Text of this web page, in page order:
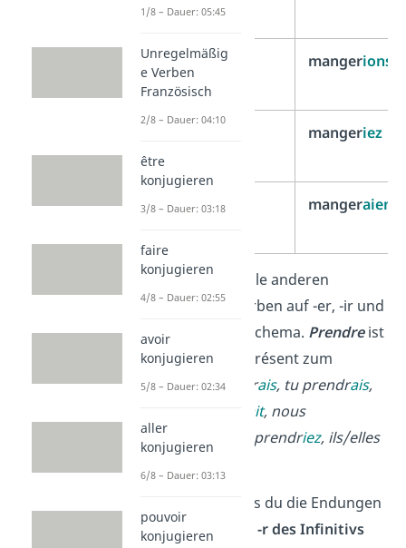
nous mangerions
vous mangeriez
ils/elles mangeraient
Du bildest auch alle anderen
regelmäßigen Verben auf -er, -ir und
-er nach diesem Schema. Prendre ist
im Conditionnel Présent zum
Beispiel:je prendrais, tu prendrais,
ait, nous
prendr
ions , vous prendriez, ils/elles
Vergiss nicht, dass du die Endungen
immerhinter das -r des Infinitivs
1/8 – Dauer: 05:45
Unregelmäßig
e Verben
Französisch
2/8 – Dauer: 04:10
être
konjugieren
3/8 – Dauer: 03:18
faire
konjugieren
4/8 – Dauer: 02:55
avoir
konjugieren
5/8 – Dauer: 02:34
aller
konjugieren
6/8 – Dauer: 03:13
pouvoir
konjugieren